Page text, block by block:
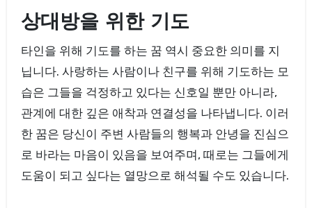
상대방을 위한 기도
타인을 위해 기도를 하는 꿈 역시 중요한 의미를 지
닙니다. 사랑하는 사람이나 친구를 위해 기도하는 모
습은 그들을 걱정하고 있다는 신호일 뿐만 아니라,
관계에 대한 깊은 애착과 연결성을 나타냅니다. 이러
한 꿈은 당신이 주변 사람들의 행복과 안녕을 진심으
로 바라는 마음이 있음을 보여주며, 때로는 그들에게
도움이 되고 싶다는 열망으로 해석될 수도 있습니다.